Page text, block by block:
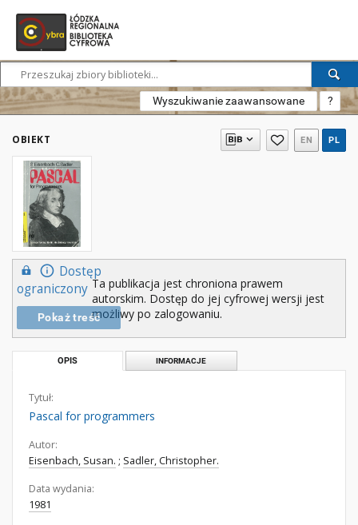
Wyszukiwanie zaawansowane ?
OBIEKT EN PL
Dostęp
ograniczony
Pokaż treść
Ta publikacja jest chroniona prawem
autorskim. Dostęp do jej cyfrowej wersji jest
możliwy po zalogowaniu.
OPIS INFORMACJE
Tytuł:
Pascal for programmers
Autor:
Eisenbach, Susan. ; Sadler, Christopher.
Data wydania:
1981